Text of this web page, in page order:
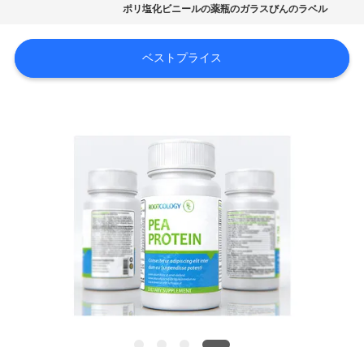
行
ポリ塩化ビニールの薬瓶のガラスびんのラベル
ベストプライス